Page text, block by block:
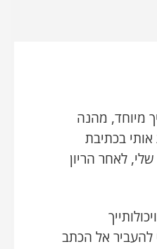
מיוחד, מהנה
בכתיבת
לאחר הריון
להעביר אל הכתב